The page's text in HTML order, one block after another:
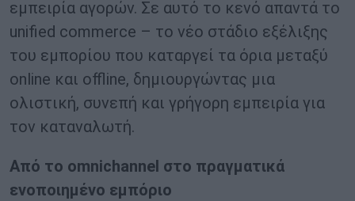
εμπειρία αγορών. Σε αυτό το κενό απαντά το
unified commerce – το νέο στάδιο εξέλιξης
του εμπορίου που καταργεί τα όρια μεταξύ
online και offline, δημιουργώντας μια
ολιστική, συνεπή και γρήγορη εμπειρία για
τον καταναλωτή.
Από το omnichannel στο πραγματικά
ενοποιημένο εμπόριο